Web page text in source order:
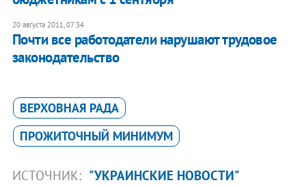
20 августа 2011, 07:34
Почти все работодатели нарушают трудовое
законодательство
ВЕРХОВНАЯ РАДА
ПРОЖИТОЧНЫЙ МИНИМУМ
ИСТОЧНИК: "УКРАИНСКИЕ НОВОСТИ"